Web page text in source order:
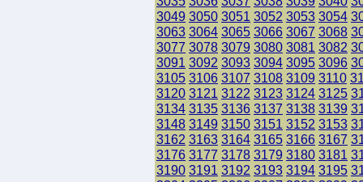
3049 3050 3051 3052 3053 3054
3063 3064 3065 3066 3067 3068
3077 3078 3079 3080 3081 3082
3091 3092 3093 3094 3095 3096
3105 3106 3107 3108 3109 3110
3120 3121 3122 3123 3124 3125
3134 3135 3136 3137 3138 3139
3148 3149 3150 3151 3152 3153
3162 3163 3164 3165 3166 3167
3176 3177 3178 3179 3180 3181
3190 3191 3192 3193 3194 3195